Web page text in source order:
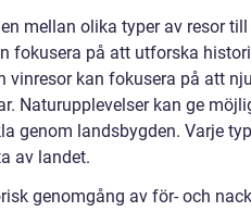
mellan olika typer av resor
fokusera på att utforska
vinresor kan fokusera på att
Naturupplevelser kan ge
genom landsbygden. Varje
av landet.
genomgång av för- och